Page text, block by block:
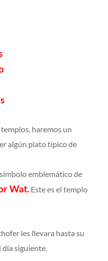
haremos un
algún plato típico de
emblemático de
Wat. Este es el templo
les llevara hasta su
día siguiente.